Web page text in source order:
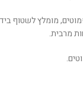
מומלץ לשטוף
מרבית.